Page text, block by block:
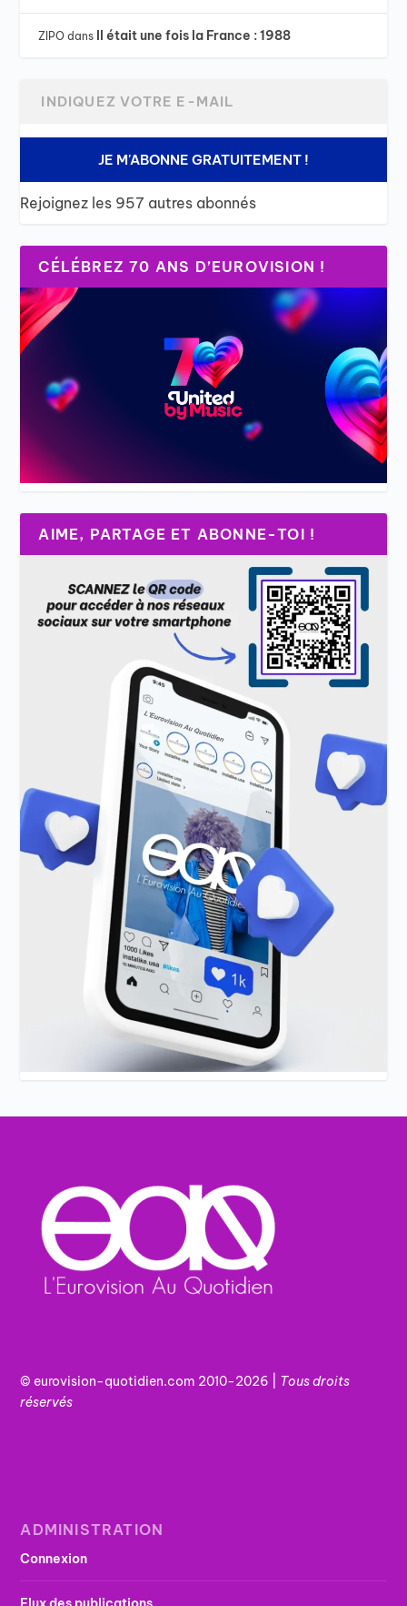
ZIPO dans Il était une fois la France : 1988
JE M'ABONNE GRATUITEMENT !
Rejoignez les 957 autres abonnés
CÉLÉBREZ 70 ANS D’EUROVISION !
AIME, PARTAGE ET ABONNE-TOI !
© eurovision-quotidien.com 2010-2026 | Tousdroits
réservés
ADMINISTRATION
Connexion